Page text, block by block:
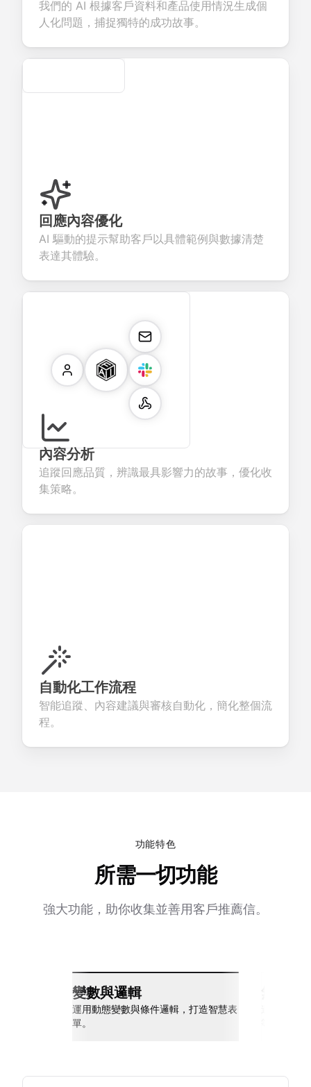
creation.
candidate
我們的 AI 根據客戶資料和產品使用情況生成個
人化問題，捕捉獨特的成功故事。
Secure
回應內容優化
AI 驅動的提示幫助客戶以具體範例與數據清楚
表達其體驗。
內容分析
追蹤回應品質，辨識最具影響力的故事，優化收
集策略。
自動化工作流程
智能追蹤、內容建議與審核自動化，簡化整個流
程。
功能特色
所需一切功能
強大功能，助你收集並善用客戶推薦信。
變數與邏輯
運用動態變數與條件邏輯，打造智慧表
單。